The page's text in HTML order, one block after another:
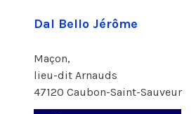
Dal Bello Jérôme
Maçon,
lieu-dit Arnauds
47120 Caubon-Saint-Sauveur